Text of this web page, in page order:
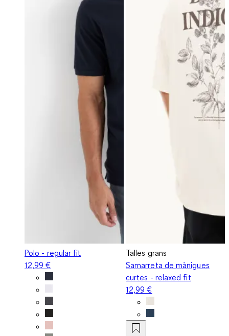
Polo - regular fit
12,99 €
Talles grans
Samarreta de mànigues
curtes - relaxed fit
12,99 €